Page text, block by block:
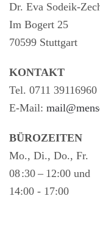
Dr. Eva Sodeik-
Im Bogert 25
70599 Stuttgart
KONTAKT
Tel. 0711 39116960
E-Mail:
BÜROZEITEN
Mo., Di., Do., Fr.
08 :30 – 12:00 und
14:00 - 17:00